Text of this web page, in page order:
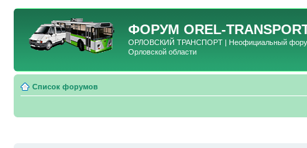
ФОРУМ OREL-
ОРЛОВСКИЙ ТРАНСПОРТ | Неофициальный форум
Орловской области
Список форумов